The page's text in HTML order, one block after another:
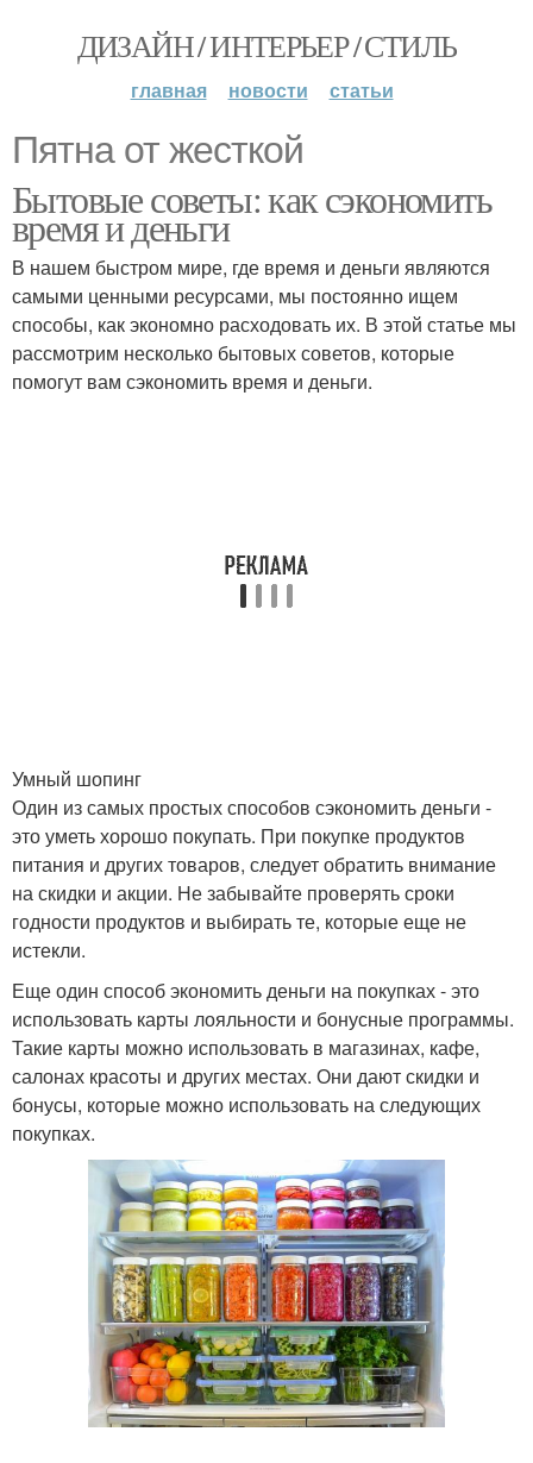
ДИЗАЙН / ИНТЕРЬЕР / СТИЛЬ
главная новости статьи
Пятна от жесткой
Бытовые советы: как сэкономить
время и деньги
В нашем быстром мире, где время и деньги являются
самыми ценными ресурсами, мы постоянно ищем
способы, как экономно расходовать их. В этой статье мы
рассмотрим несколько бытовых советов, которые
помогут вам сэкономить время и деньги.
Умный шопинг
Один из самых простых способов сэкономить деньги -
это уметь хорошо покупать. При покупке продуктов
питания и других товаров, следует обратить внимание
на скидки и акции. Не забывайте проверять сроки
годности продуктов и выбирать те, которые еще не
истекли.
Еще один способ экономить деньги на покупках - это
использовать карты лояльности и бонусные программы.
Такие карты можно использовать в магазинах, кафе,
салонах красоты и других местах. Они дают скидки и
бонусы, которые можно использовать на следующих
покупках.